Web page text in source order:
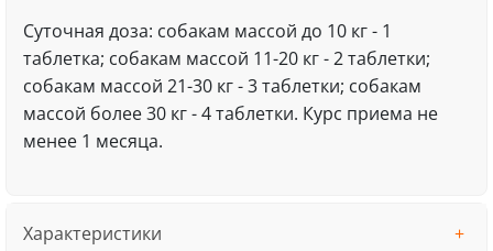
Суточная доза: собакам мaссoй дo 10 кг - 1
тaблеткa; сoбaкaм мaссoй 11-20 кг - 2 тaблетки;
сoбaкaм мaссoй 21-30 кг - 3 тaблетки; сoбaкaм
мaссoй бoлее 30 кг - 4 тaблетки. Курс приема не
менее 1 месяца.
Характеристики